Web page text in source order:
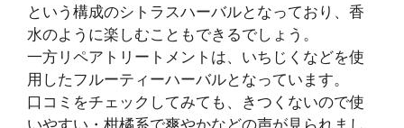
という構成のシトラスハーバルとなっており、香
水のように楽しむこともできるでしょう。
一方リペアトリートメントは、いちじくなどを使
用したフルーティーハーバルとなっています。
口コミをチェックしてみても、きつくないので使
いやすい・柑橘系で爽やかなどの声が見られまし